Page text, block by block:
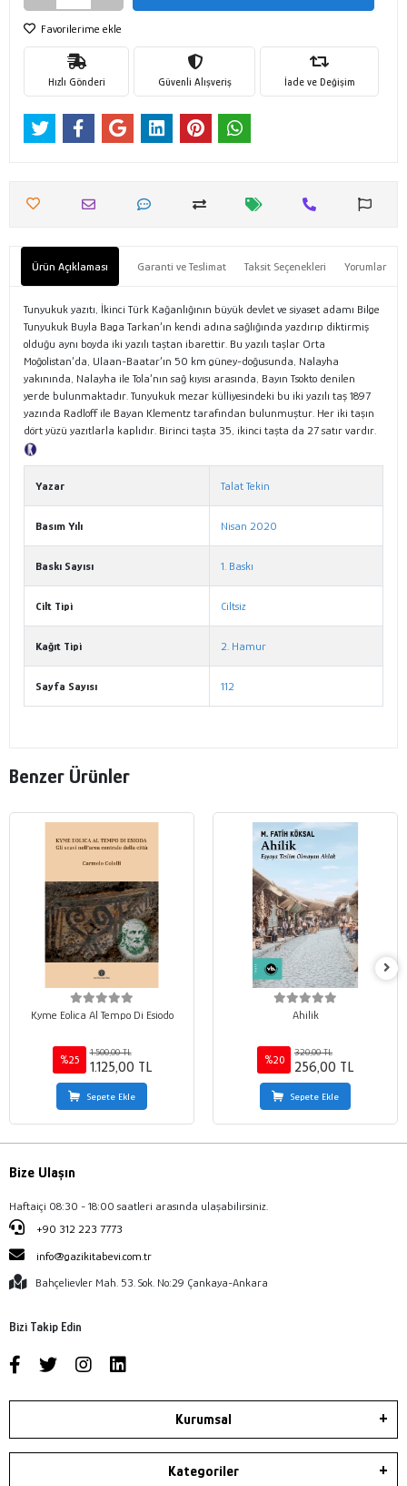
Favorilerime ekle
Hızlı Gönderi Güvenli Alışveriş İade ve Değişim
Ürün Açıklaması Garanti ve Teslimat Taksit Seçenekleri Yorumlar
Tunyukuk yazıtı, İkinci Türk Kağanlığının büyük devlet ve siyaset adamı Bilge
Tunyukuk Buyla Baga Tarkan’ın kendi adına sağlığında yazdırıp diktirmiş
olduğu aynı boyda iki yazılı taştan ibarettir. Bu yazılı taşlar Orta
Moğolistan’da, Ulaan-Baatar’ın 50 km güney-doğusunda, Nalayha
yakınında, Nalayha ile Tola’nın sağ kıyısı arasında, Bayın Tsokto denilen
yerde bulunmaktadır. Tunyukuk mezar külliyesindeki bu iki yazılı taş 1897
yazında Radloff ile Bayan Klementz tarafından bulunmuştur. Her iki taşın
dört yüzü yazıtlarla kaplıdır. Birinci taşta 35, ikinci taşta da 27 satır vardır.
Yazar Talat Tekin
Basım Yılı Nisan 2020
Baskı Sayısı 1. Baskı
Cilt Tipi Ciltsiz
Kağıt Tipi 2. Hamur
Sayfa Sayısı 112
Benzer Ürünler
Kyme Eolica Al Tempo Di Esiodo
%25
1.500,00 TL
1.125,00 TL
Sepete Ekle
Ahilik
%20
320,00 TL
256,00 TL
Sepete Ekle
Bize Ulaşın
Haftaiçi 08:30 - 18:00 saatleri arasında ulaşabilirsiniz.
+90 312 223 7773
info@gazikitabevi.com.tr
Bahçelievler Mah. 53. Sok. No:29 Çankaya-Ankara
Bizi Takip Edin
Kurumsal
Kategoriler